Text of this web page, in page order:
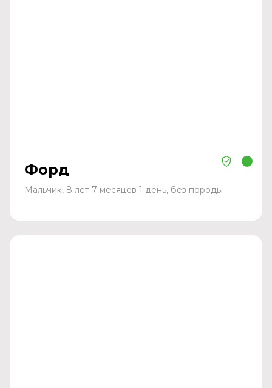
Форд
Мальчик, 8 лет 7 месяцев 1 день, без породы